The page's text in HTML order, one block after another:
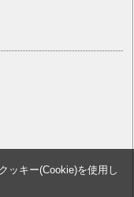
ッキー(Cookie)を使用し